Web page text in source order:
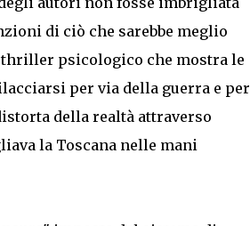
di ciò che sarebbe meglio
thriller psicologico che mostra le
per via della guerra e per
della realtà attraverso
la Toscana nelle mani